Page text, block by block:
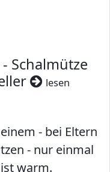
Schalmütze
lesen
- bei Eltern
- nur einmal
warm.